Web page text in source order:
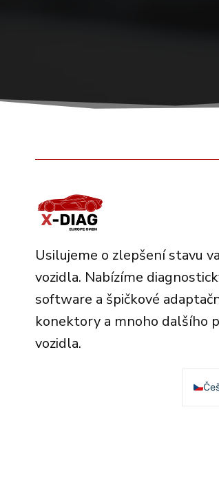
Usilujeme o zlepšení stavu
vozidla. Nabízíme
software a špičkové
konektory a mnoho dalšího
vozidla.